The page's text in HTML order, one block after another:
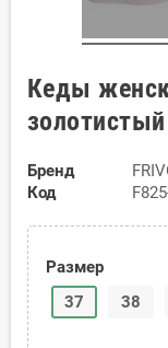
Кеды
Бренд
Код
Размер
37
38